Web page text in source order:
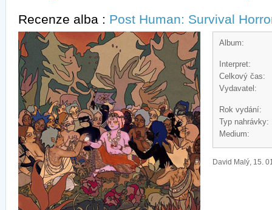
Recenze alba : Post Human: Survival
Album:
Interpret:
Celkový čas:
Vydavatel:
Rok vydání:
Typ nahrávky:
Medium:
David Malý, 15.